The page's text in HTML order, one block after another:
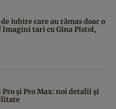
iubire care au rămas doar o
tari cu Gina Pistol,
Pro și Pro Max: noi detalii și